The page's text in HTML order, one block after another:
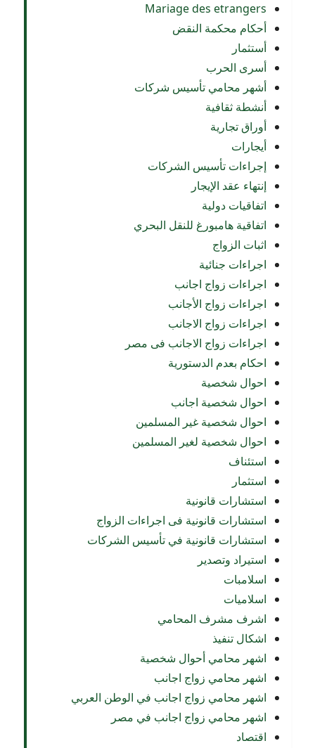
Mariage des etrangers
أحكام محكمة النقض
أستثمار
أسرى الحرب
أشهر محامي تأسيس شركات
أنشطة ثقافية
أوراق تجارية
أيجارات
إجراءات تأسيس الشركات
إنتهاء عقد الإيجار
اتفاقيات دولية
اتفاقية هامبورغ للنقل البحري
اثبات الزواج
اجراءات جنائية
اجراءات زواج اجانب
اجراءات زواج الأجانب
اجراءات زواج الاجانب
اجراءات زواج الاجانب فى مصر
احكام بعدم الدستورية
احوال شخصية
احوال شخصية اجانب
احوال شخصية غير المسلمين
احوال شخصية لغير المسلمين
استئناف
استثمار
استشارات قانونية
استشارات قانونية فى اجراءات الزواج
استشارات قانونية في تأسيس الشركات
استيراد وتصدير
اسلامبات
اسلاميات
اشرف مشرف المحامي
اشكال تنفيذ
اشهر محامي أحوال شخصية
اشهر محامي زواج اجانب
اشهر محامي زواج اجانب في الوطن العربي
اشهر محامي زواج اجانب في مصر
اقتصاد